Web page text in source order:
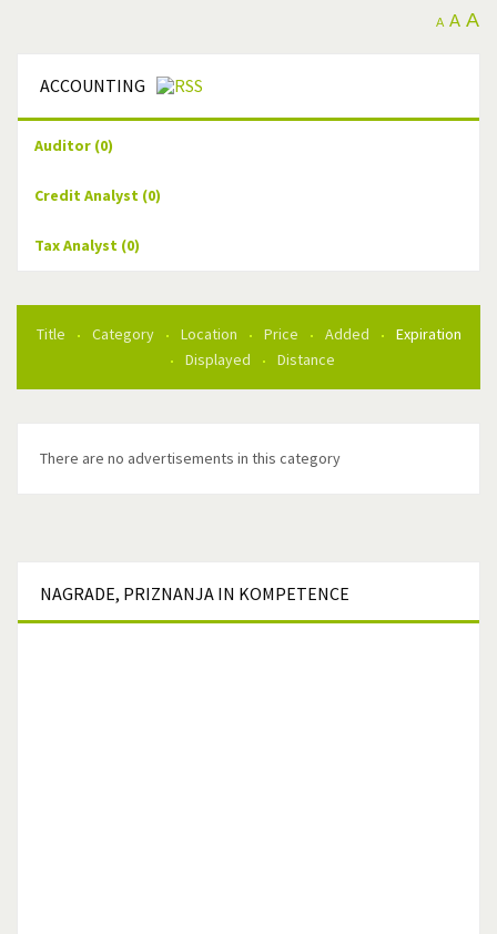
A A A
ACCOUNTING
Auditor (0)
Credit Analyst (0)
Tax Analyst (0)
Title Category Location Price Added
Expiration
Displayed
Distance
There are no advertisements in this category
NAGRADE, PRIZNANJA IN KOMPETENCE